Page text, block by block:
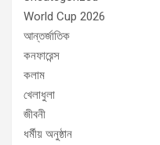
World Cup 2026
আন্তর্জাতিক
কনফারেন্স
কলাম
খেলাধুলা
জীবনী
ধর্মীয় অনুষ্ঠান